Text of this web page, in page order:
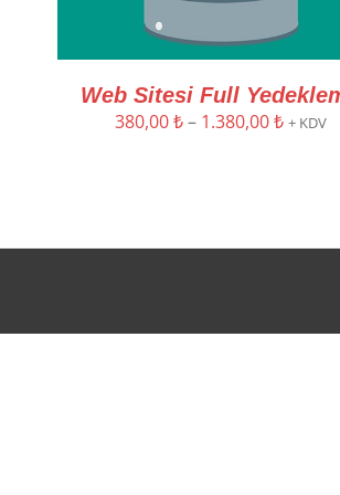
Web Sitesi Full
380,00₺ – 1.380,00₺Fiyat
+ KDV